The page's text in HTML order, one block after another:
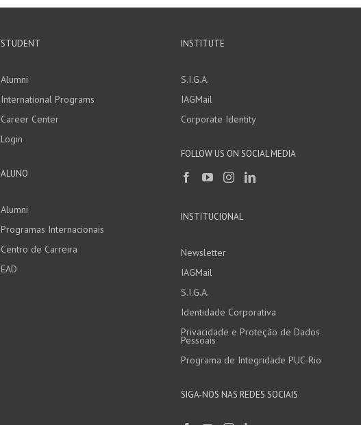
STUDENT
Alumni
International Programs
Career Center
Login
ALUNO
Alumni
Programas Internacionais
Centro de Carreira
EAD
INSTITUTE
S.I.G.A.
IAGMail
Corporate Identity
FOLLOW US ON SOCIAL MEDIA
INSTITUCIONAL
Newsletter
IAGMail
S.I.G.A.
Identidade Corporativa
Privacidade e Proteção de Dados
Pessoais
Programa de Integridade PUC-Rio
SIGA-NOS NAS REDES SOCIAIS